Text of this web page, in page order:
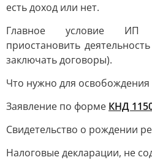
есть доход или нет.
Главное условие ИП
приостановить
заключать договоры).
Что нужно для освобождения
Заявление по форме КНД
Свидетельство о рождении
Налоговые декларации, не